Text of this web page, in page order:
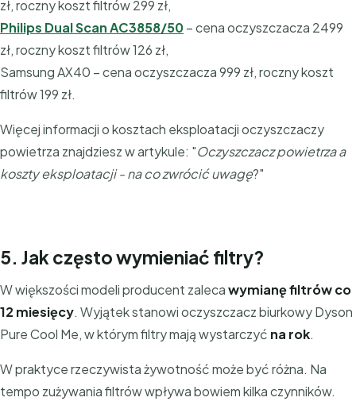
zł, roczny koszt filtrów 299 zł,
Philips Dual Scan AC3858/50– cena oczyszczacza 2499
zł, roczny koszt filtrów 126 zł,
Samsung AX40 – cena oczyszczacza 999 zł, roczny koszt
filtrów 199 zł.
Więcej informacji o kosztach eksploatacji oczyszczaczy
powietrza znajdziesz w artykule: "Oczyszczacz powietrza a
koszty eksploatacji - na co zwrócić uwagę?"
5. Jak często wymieniać filtry?
W większości modeli producent zalecawymianę filtrów co
12 miesięcy. Wyjątek stanowi oczyszczacz biurkowy Dyson
Pure Cool Me, w którym filtry mają wystarczyć na rok.
W praktyce rzeczywista żywotność może być różna. Na
tempo zużywania filtrów wpływa bowiem kilka czynników.